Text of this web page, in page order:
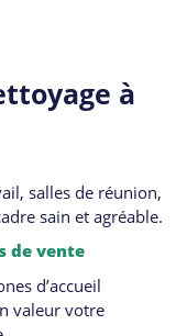
à
salles de réunion,
sain et agréable.
de vente
d’accueil
valeur votre